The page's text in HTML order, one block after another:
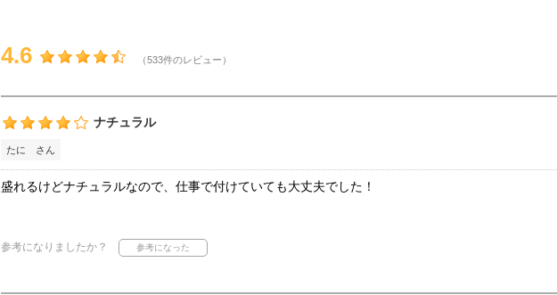
4.6 （533件のレビュー）
ナチュラル
たに さん
盛れるけどナチュラルなので、仕事で付けていても大丈夫でした！
参考になりましたか？